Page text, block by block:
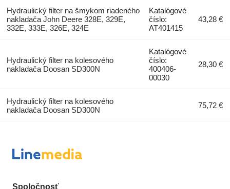
Hydraulický filter na šmykom riadeného
nakladača John Deere 328E, 329E,
332E, 333E, 326E, 324E
Katalógové
číslo:
AT401415
43,28 €
Hydraulický filter na kolesového
nakladača Doosan SD300N
Katalógové
číslo:
400406-
00030
28,30 €
Hydraulický filter na kolesového
nakladača Doosan SD300N
75,72 €
Spoločnosť